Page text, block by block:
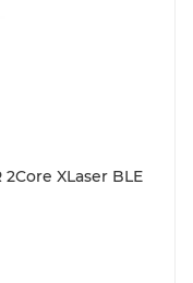
2Core XLaser BLE